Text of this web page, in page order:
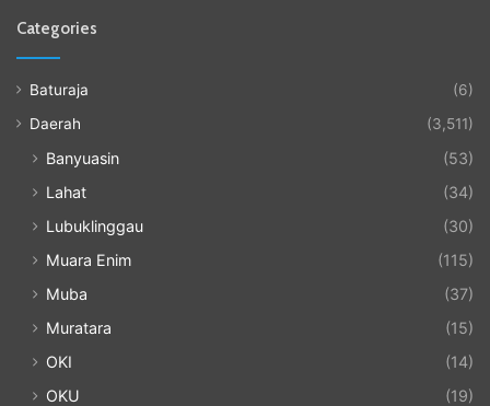
Categories
Baturaja
(6)
Daerah
(3,511)
Banyuasin
(53)
Lahat
(34)
Lubuklinggau
(30)
Muara Enim
(115)
Muba
(37)
Muratara
(15)
OKI
(14)
OKU
(19)